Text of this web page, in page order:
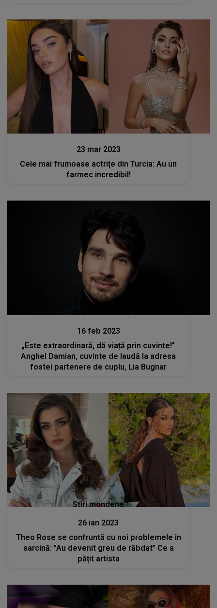
Stiri
23 mar 2023
Cele mai frumoase actrițe din Turcia: Au un
farmec incredibil!
16 feb 2023
„Este extraordinară, dă viață prin cuvinte!”
Anghel Damian, cuvinte de laudă la adresa
fostei partenere de cuplu, Lia Bugnar
Stiri mondene
26 ian 2023
Theo Rose se confruntă cu noi problemele în
sarcină: ”Au devenit greu de răbdat” Ce a
pățit artista